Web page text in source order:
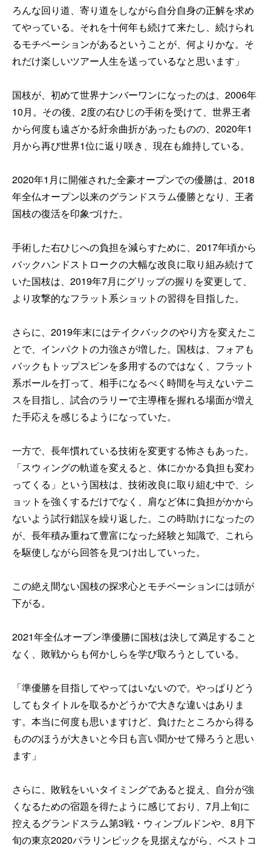
ろんな回り道、寄り道をしながら自分自身の正解を求め
てやっている。それを十何年も続けて来たし、続けられ
るモチベーションがあるということが、何よりかな。そ
れだけ楽しいツアー人生を送っているなと思います」
国枝が、初めて世界ナンバーワンになったのは、2006年
10月。その後、2度の右ひじの手術を受けて、世界王者
から何度も遠ざかる紆余曲折があったものの、2020年1
月から再び世界1位に返り咲き、現在も維持している。
2020年1月に開催された全豪オープンでの優勝は、2018
年全仏オープン以来のグランドスラム優勝となり、王者
国枝の復活を印象づけた。
手術した右ひじへの負担を減らすために、2017年頃から
バックハンドストロークの大幅な改良に取り組み続けて
いた国枝は、2019年7月にグリップの握りを変更して、
より攻撃的なフラット系ショットの習得を目指した。
さらに、2019年末にはテイクバックのやり方を変えたこ
とで、インパクトの力強さが増した。国枝は、フォアも
バックもトップスピンを多用するのではなく、フラット
系ボールを打って、相手になるべく時間を与えないテニ
スを目指し、試合のラリーで主導権を握れる場面が増え
た手応えを感じるようになっていた。
一方で、長年慣れている技術を変更する怖さもあった。
「スウィングの軌道を変えると、体にかかる負担も変わ
ってくる」という国枝は、技術改良に取り組む中で、シ
ョットを強くするだけでなく、肩など体に負担がかから
ないよう試行錯誤を繰り返した。この時助けになったの
が、長年積み重ねて豊富になった経験と知識で、これら
を駆使しながら回答を見つけ出していった。
この絶え間ない国枝の探求心とモチベーションには頭が
下がる。
2021年全仏オープン準優勝に国枝は決して満足すること
なく、敗戦からも何かしらを学び取ろうとしている。
「準優勝を目指してやってはいないので。やっぱりどう
してもタイトルを取るかどうかで大きな違いはありま
す。本当に何度も思いますけど、負けたところから得る
もののほうが大きいと今日も言い聞かせて帰ろうと思い
ます」
さらに、敗戦をいいタイミングであると捉え、自分が強
くなるための宿題を得たように感じており、7月上旬に
控えるグランドスラム第3戦・ウィンブルドンや、8月下
旬の東京2020パラリンピックを見据えながら、ベストコ